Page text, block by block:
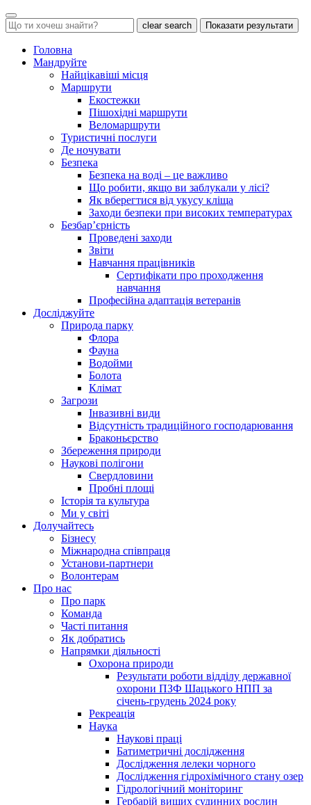
clear search Показати результати
Головна
Мандруйте
Найцікавіші місця
Маршрути
Екостежки
Пішохідні маршрути
Веломаршрути
Туристичні послуги
Де ночувати
Безпека
Безпека на воді – це важливо
Що робити, якщо ви заблукали у лісі?
Як вберегтися від укусу кліща
Заходи безпеки при високих температурах
Безбар’єрність
Проведені заходи
Звіти
Навчання працівників
Сертифікати про проходження
навчання
Професійна адаптація ветеранів
Досліджуйте
Природа парку
Флора
Фауна
Водойми
Болота
Клімат
Загрози
Інвазивні види
Відсутність традиційного господарювання
Браконьєрство
Збереження природи
Наукові полігони
Свердловини
Пробні площі
Історія та культура
Ми у світі
Долучайтесь
Бізнесу
Міжнародна співпраця
Установи-партнери
Волонтерам
Про нас
Про парк
Команда
Часті питання
Як добратись
Напрямки діяльності
Охорона природи
Результати роботи відділу державної
охорони ПЗФ Шацького НПП за
січень-грудень 2024 року
Рекреація
Наука
Наукові праці
Батиметричні дослідження
Дослідження лелеки чорного
Дослідження гідрохімічного стану озер
Гідрологічний моніторинг
Гербарій вищих судинних рослин